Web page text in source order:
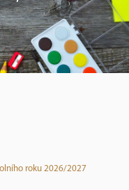
roku 2026/2027